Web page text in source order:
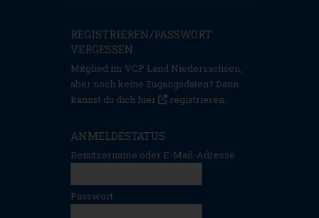
REGISTRIEREN/PASSWORT
VERGESSEN
Mitglied im VCP Land Niedersachsen,
aber noch keine Zugangsdaten? Dann
kannst du dich hier
registrieren.
ANMELDESTATUS
Benutzername oder E-Mail-Adresse
Passwort